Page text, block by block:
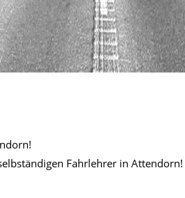
Fahrlehrer in Attendorn!